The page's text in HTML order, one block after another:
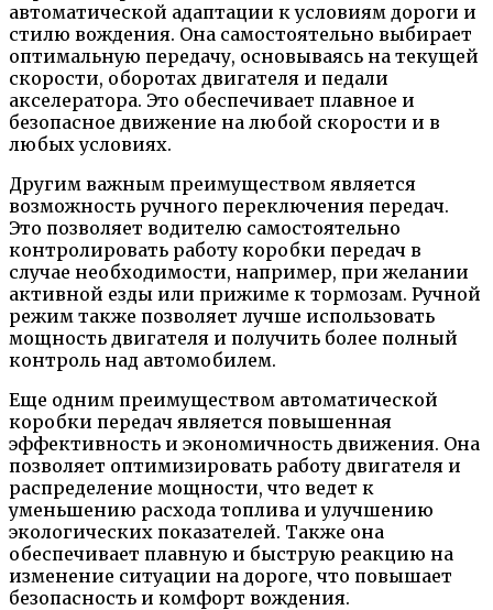
автоматической адаптации к условиям дороги и
стилю вождения. Она самостоятельно выбирает
оптимальную передачу, основываясь на текущей
скорости, оборотах двигателя и педали
акселератора. Это обеспечивает плавное и
безопасное движение на любой скорости и в
любых условиях.
Другим важным преимуществом является
возможность ручного переключения передач.
Это позволяет водителю самостоятельно
контролировать работу коробки передач в
случае необходимости, например, при желании
активной езды или прижиме к тормозам. Ручной
режим также позволяет лучше использовать
мощность двигателя и получить более полный
контроль над автомобилем.
Еще одним преимуществом автоматической
коробки передач является повышенная
эффективность и экономичность движения. Она
позволяет оптимизировать работу двигателя и
распределение мощности, что ведет к
уменьшению расхода топлива и улучшению
экологических показателей. Также она
обеспечивает плавную и быструю реакцию на
изменение ситуации на дороге, что повышает
безопасность и комфорт вождения.